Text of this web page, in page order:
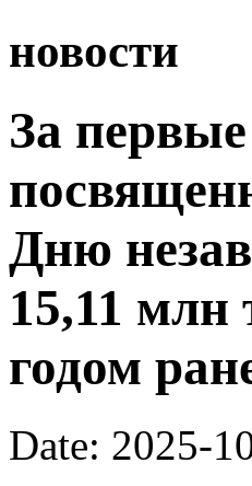
новости
За
Дню
15,11 млн
годом
Date: 2025-